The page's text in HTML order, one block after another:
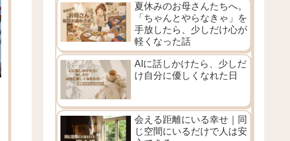
夏休みのお母さんたちへ。
「ちゃんとやらなきゃ」を
手放したら、少しだけ心が
軽くなった話
AIに話しかけたら、少しだ
け自分に優しくなれた日
会える距離にいる幸せ｜同
じ空間にいるだけで人は安